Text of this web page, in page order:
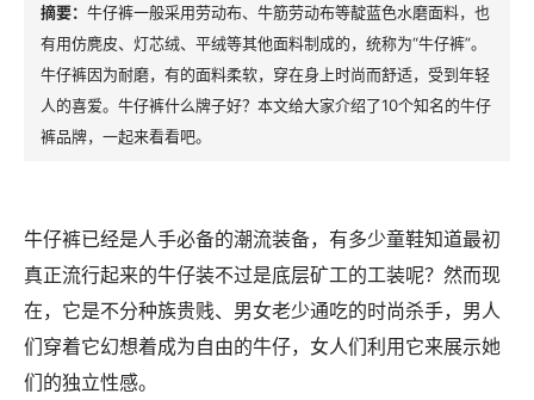
牛仔裤一般采用劳动布、牛筋劳动布等靛蓝色水磨面料，也
有用仿麂皮、灯芯绒、平绒等其他面料制成的，统称为“牛仔裤”。
牛仔裤因为耐磨，有的面料柔软，穿在身上时尚而舒适，受到年轻
人的喜爱。牛仔裤什么牌子好？本文给大家介绍了10个知名的牛仔
裤品牌，一起来看看吧。
牛仔裤已经是人手必备的潮流装备，有多少童鞋知道最初
真正流行起来的牛仔装不过是底层矿工的工装呢？然而现
在，它是不分种族贵贱、男女老少通吃的时尚杀手，男人
们穿着它幻想着成为自由的牛仔，女人们利用它来展示她
们的独立性感。